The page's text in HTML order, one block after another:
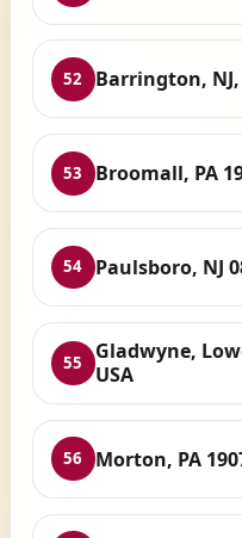
52 Barrington, NJ,
53 Broomall, PA
54 Paulsboro, NJ
55
Gladwyne,
USA
56 Morton, PA